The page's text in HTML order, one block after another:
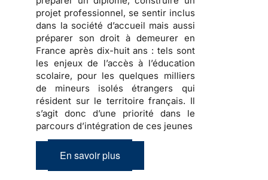
projet professionnel, se sentir inclus
dans la société d’accueil mais aussi
préparer son droit à demeurer en
France après dix-huit ans : tels sont
les enjeux de l’accès à l’éducation
scolaire, pour les quelques milliers
de mineurs isolés étrangers qui
résident sur le territoire français. Il
s’agit donc d’une priorité dans le
parcours d’intégration de ces jeunes
En savoir plus